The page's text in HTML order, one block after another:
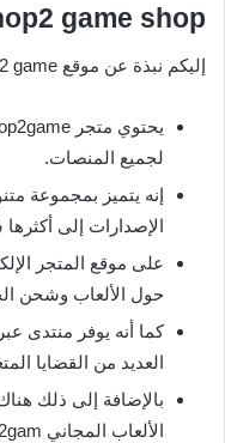
game shop
إليكم نبذة عن موقع shop2 game فيما يلي:
لجميع المنصات.
إنه يتميز بمجموعة
الإصدارات إلى
حول الألعاب وشحن
كما أنه يوفر منتدى
العديد من القضايا
بالإضافة إلى ذلك
الألعاب المجاني Shop2gam.